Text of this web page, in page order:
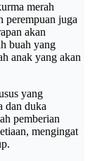
merah
perempuan juga
akan
buah yang
anak yang akan
yang
dan duka
pemberian
mengingat